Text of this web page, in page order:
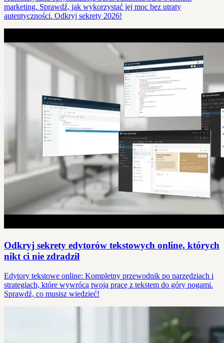
marketing. Sprawdź, jak wykorzystać jej moc bez utraty
autentyczności. Odkryj sekrety 2026!
Odkryj sekrety edytorów tekstowych online, których
nikt ci nie zdradził
Edytory tekstowe online: Kompletny przewodnik po narzędziach i
strategiach, które wywrócą twoją pracę z tekstem do góry nogami.
Sprawdź, co musisz wiedzieć!